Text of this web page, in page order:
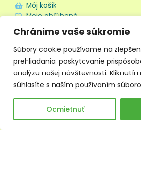
Chránime vaše súkromie
Súbory cookie používame na
prehliadania, poskytovanie
analýzu našej návštevnosti. Kliknutím
súhlasíte s naším používaním
Odmietnuť
Môj košík
Moje obľúbené
Doprava a platba
Obchodné podmienky
Ochrana súkromia